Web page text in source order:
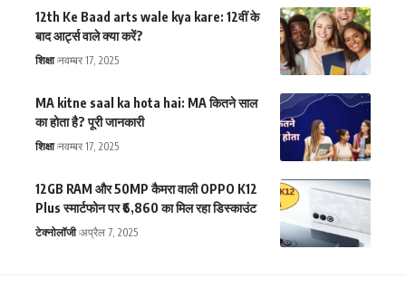
12th Ke Baad arts wale kya kare: 12वीं के
बाद आर्ट्स वाले क्या करें?
शिक्षा नवम्बर 17, 2025
MA kitne saal ka hota hai: MA कितने साल
का होता है? पूरी जानकारी
शिक्षा नवम्बर 17, 2025
12GB RAM और 50MP कैमरा वाली OPPO K12
Plus स्मार्टफोन पर ₹6,860 का मिल रहा डिस्काउंट
टेक्नोलॉजी अप्रैल 7, 2025